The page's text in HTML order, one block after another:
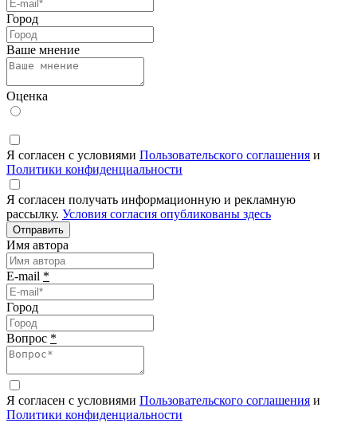
Город
Ваше мнение
Оценка
Я согласен с условиями Пользовательского соглашения и
Политики конфиденциальности
Я согласен получать информационную и рекламную
рассылку. Условия согласия опубликованы здесь
Отправить
Имя автора
E-mail *
Город
Вопрос *
Я согласен с условиями Пользовательского соглашения и
Политики конфиденциальности